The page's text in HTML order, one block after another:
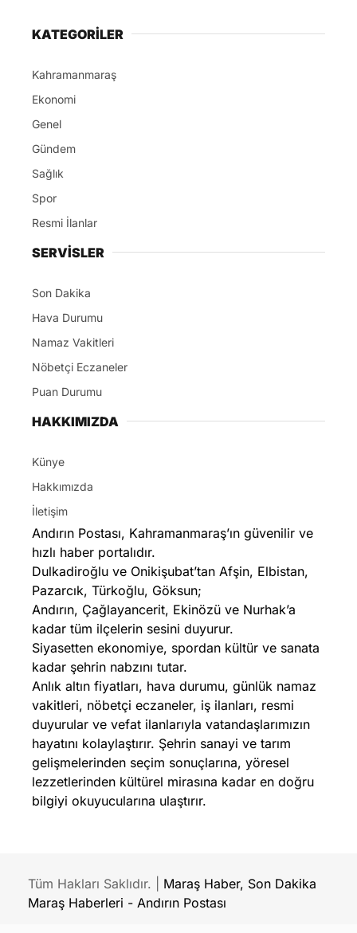
KATEGORİLER
Kahramanmaraş
Ekonomi
Genel
Gündem
Sağlık
Spor
Resmi İlanlar
SERVİSLER
Son Dakika
Hava Durumu
Namaz Vakitleri
Nöbetçi Eczaneler
Puan Durumu
HAKKIMIZDA
Künye
Hakkımızda
İletişim
Andırın Postası, Kahramanmaraş’ın güvenilir ve
hızlı haber portalıdır.
Dulkadiroğlu ve Onikişubat’tan Afşin, Elbistan,
Pazarcık, Türkoğlu, Göksun;
Andırın, Çağlayancerit, Ekinözü ve Nurhak’a
kadar tüm ilçelerin sesini duyurur.
Siyasetten ekonomiye, spordan kültür ve sanata
kadar şehrin nabzını tutar.
Anlık altın fiyatları, hava durumu, günlük namaz
vakitleri, nöbetçi eczaneler, iş ilanları, resmi
duyurular ve vefat ilanlarıyla vatandaşlarımızın
hayatını kolaylaştırır. Şehrin sanayi ve tarım
gelişmelerinden seçim sonuçlarına, yöresel
lezzetlerinden kültürel mirasına kadar en doğru
bilgiyi okuyucularına ulaştırır.
Tüm Hakları Saklıdır. | Maraş Haber, Son Dakika
Maraş Haberleri - Andırın Postası